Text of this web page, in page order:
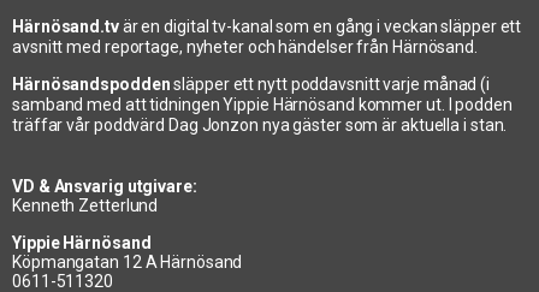
Härnösand.tvär en digital tv-kanal som en gång i veckan släpper ett
avsnitt med reportage, nyheter och händelser från Härnösand.
Härnösandspoddensläpper ett nytt poddavsnitt varje månad (i
samband med att tidningen Yippie Härnösand kommer ut. I podden
träffar vår poddvärd Dag Jonzon nya gäster som är aktuella i stan.
VD & Ansvarig utgivare:
Kenneth Zetterlund
Yippie Härnösand
Köpmangatan 12 A Härnösand
0611-511320